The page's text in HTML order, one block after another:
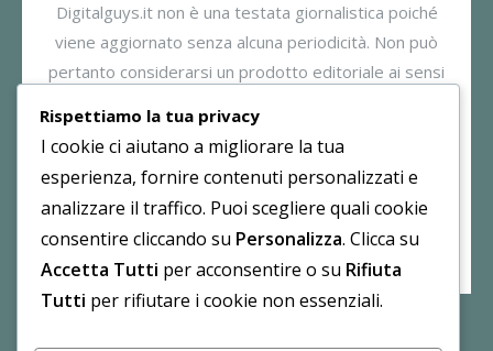
Digitalguys.it non è una testata giornalistica poiché
viene aggiornato senza alcuna periodicità. Non può
pertanto considerarsi un prodotto editoriale ai sensi
essere responsabile per i commenti inseriti nei post.
Eventuali commenti dei lettori, lesivi all’immagine o
all’onorabilità di persone terze non sono da attribuirsi
al gestore.
Rispettiamo la tua privacy
I cookie ci aiutano a migliorare la tua
esperienza, fornire contenuti personalizzati e
analizzare il traffico. Puoi scegliere quali cookie
consentire cliccando su Personalizza. Clicca su
Accetta Tutti per acconsentire o su Rifiuta
Tutti per rifiutare i cookie non essenziali.